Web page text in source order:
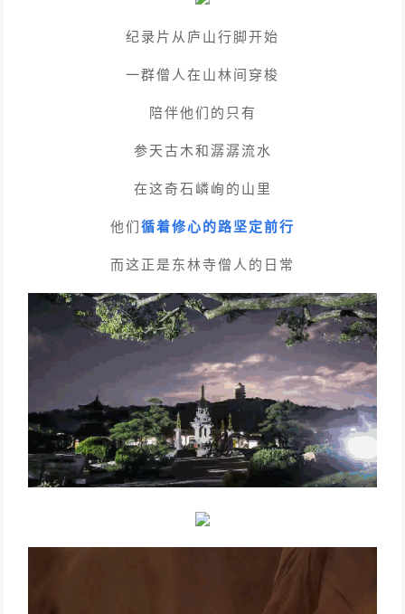
纪录片从庐山行脚开始
一群僧人在山林间穿梭
陪伴他们的只有
参天古木和潺潺流水
在这奇石嶙峋的山里
他们循着修心的路坚定前行
而这正是东林寺僧人的日常